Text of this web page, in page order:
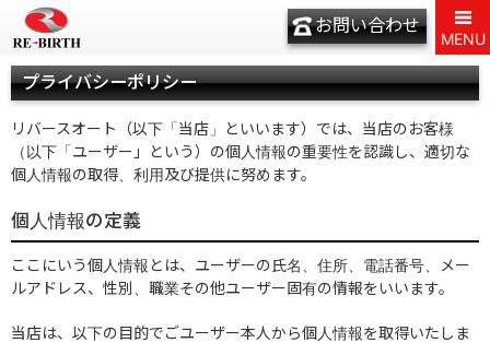
お問い合わせ
MENU
プライバシーポリシー
リバースオート（以下「当店」といいます）では、当店のお客様
（以下「ユーザー」という）の個人情報の重要性を認識し、適切な
個人情報の取得、利用及び提供に努めます。
個人情報の定義
ここにいう個人情報とは、ユーザーの氏名、住所、電話番号、メー
ルアドレス、性別、職業その他ユーザー固有の情報をいいます。
当店は、以下の目的でごユーザー本人から個人情報を取得いたしま